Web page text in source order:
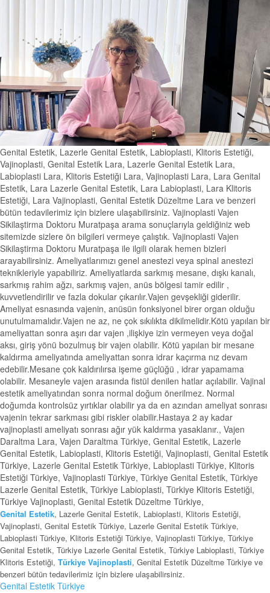
Genital Estetik, Lazerle Genital Estetik, Labioplasti, Klitoris Estetiği,
Vajinoplasti, Genital Estetik Lara, Lazerle Genital Estetik Lara,
Labioplasti Lara, Klitoris Estetiği Lara, Vajinoplasti Lara, Lara Genital
Estetik, Lara Lazerle Genital Estetik, Lara Labioplasti, Lara Klitoris
Estetiği, Lara Vajinoplasti, Genital Estetik Düzeltme Lara ve benzeri
bütün tedavilerimiz için bizlere ulaşabilirsiniz. Vajinoplasti Vajen
Sikilaştirma Doktoru Muratpaşa arama sonuçlarıyla geldiğiniz web
sitemizde sizlere ön bilgileri vermeye çalıştık. Vajinoplasti Vajen
Sikilaştirma Doktoru Muratpaşa ile ilgili olarak hemen bizleri
arayabilirsiniz. Ameliyatlarımızı genel anestezi veya spinal anestezi
teknikleriyle yapabiliriz. Ameliyatlarda sarkmış mesane, dışkı kanalı,
sarkmış rahim ağzı, sarkmış vajen, anüs bölgesi tamir edilir ,
kuvvetlendirilir ve fazla dokular çıkarılır.Vajen gevşekliği giderilir.
Ameliyat esnasında vajenin, anüsün fonksiyonel birer organ olduğu
unutulmamalıdır.Vajen ne az, ne çok sıkılıkta dikilmelidir.Kötü yapılan bir
ameliyattan sonra aşırı dar vajen ,ilişkiye izin vermeyen veya doğal
aksı, giriş yönü bozulmuş bir vajen olabilir. Kötü yapılan bir mesane
kaldırma ameliyatında ameliyattan sonra idrar kaçırma nız devam
edebilir.Mesane çok kaldırılırsa işeme güçlüğü , idrar yapamama
olabilir. Mesaneyle vajen arasında fistül denilen hatlar açılabilir. Vajinal
estetik ameliyatından sonra normal doğum önerilmez. Normal
doğumda kontrolsüz yırtıklar olabilir ya da en azından ameliyat sonrası
vajenin tekrar sarkması gibi riskler olabilir.Hastaya 2 ay kadar
vajinoplasti ameliyatı sonrası ağır yük kaldırma yasaklanır., Vajen
Daraltma Lara, Vajen Daraltma Türkiye, Genital Estetik, Lazerle
Genital Estetik, Labioplasti, Klitoris Estetiği, Vajinoplasti, Genital Estetik
Türkiye, Lazerle Genital Estetik Türkiye, Labioplasti Türkiye, Klitoris
Estetiği Türkiye, Vajinoplasti Türkiye, Türkiye Genital Estetik, Türkiye
Lazerle Genital Estetik, Türkiye Labioplasti, Türkiye Klitoris Estetiği,
Türkiye Vajinoplasti, Genital Estetik Düzeltme Türkiye,
Genital Estetik, Lazerle Genital Estetik, Labioplasti, Klitoris Estetiği,
Vajinoplasti, Genital Estetik Türkiye, Lazerle Genital Estetik Türkiye,
Labioplasti Türkiye, Klitoris Estetiği Türkiye, Vajinoplasti Türkiye, Türkiye
Genital Estetik, Türkiye Lazerle Genital Estetik, Türkiye Labioplasti, Türkiye
Klitoris Estetiği, Türkiye Vajinoplasti, Genital Estetik Düzeltme Türkiye ve
benzeri bütün tedavilerimiz için bizlere ulaşabilirsiniz.
Genital Estetik Türkiye